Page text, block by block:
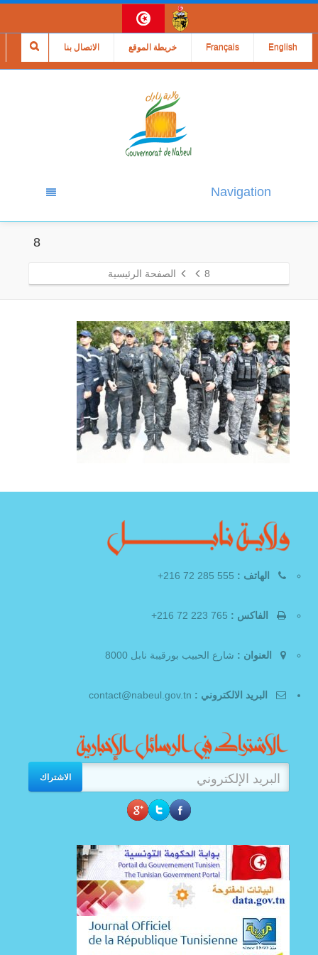
الاتصال بنا خريطة الموقع Français English
Navigation
8
8 الصفحة الرئيسية
الهاتف :
الفاكس :
العنوان : شارع الحبيب بورقيبة نابل 8000
البريد الالكتروني :
الاشتراك